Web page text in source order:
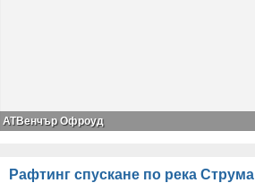
АТВенчър Офроуд
Рафтинг спускане по река Струма